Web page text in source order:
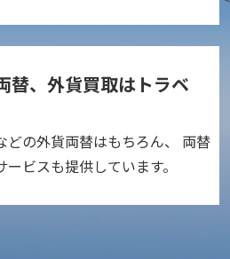
替、外貨買取はトラベ
どの外貨両替はもちろん、 両替
ビスも提供しています。